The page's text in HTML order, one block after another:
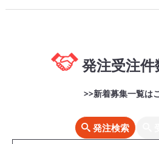
発注受注件
>>新着募集一覧は
発注検索